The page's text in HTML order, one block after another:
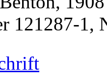
121287-1,